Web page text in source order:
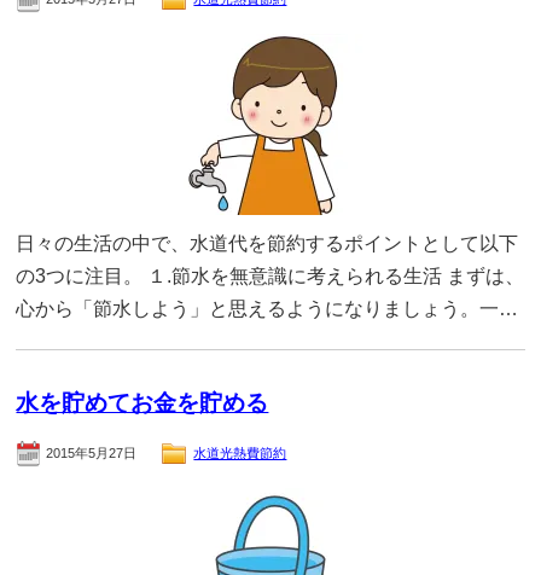
日々の生活の中で、水道代を節約するポイントとして以下
の3つに注目。 １.節水を無意識に考えられる生活 まずは、
心から「節水しよう」と思えるようになりましょう。一…
水を貯めてお金を貯める
2015年5月27日 水道光熱費節約